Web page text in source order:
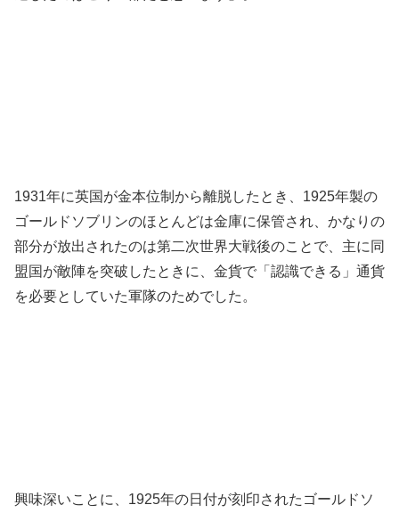
1931年に英国が金本位制から離脱したとき、1925年製の
ゴールドソブリンのほとんどは金庫に保管され、かなりの
部分が放出されたのは第二次世界大戦後のことで、主に同
盟国が敵陣を突破したときに、金貨で「認識できる」通貨
を必要としていた軍隊のためでした。
興味深いことに、1925年の日付が刻印されたゴールドソ